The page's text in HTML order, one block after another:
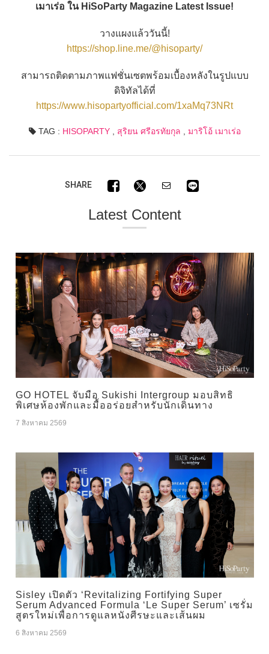
เมาเร่อ ใน HiSoParty Magazine Latest Issue!
วางแผงแล้ววันนี้!
https://shop.line.me/@hisoparty/
สามารถติดตามภาพแฟชั่นเซตพร้อมเบื้องหลังในรูปแบบ
ดิจิทัลได้ที่
https://www.hisopartyofficial.com/1xaMq73NRt
TAG : HISOPARTY, สุริยน ศรีอรทัยกุล มาริโอ้ เมาเร่อ
SHARE
Latest Content
GO HOTEL จับมือ Sukishi Intergroup มอบสิทธิ
พิเศษห้องพักและมื้ออร่อยสำหรับนักเดินทาง
7 สิงหาคม 2569
Sisley เปิดตัว ‘Revitalizing Fortifying Super
Serum Advanced Formula ‘Le Super Serum’ เซรั่ม
สูตรใหม่เพื่อการดูแลหนังศีรษะและเส้นผม
6 สิงหาคม 2569